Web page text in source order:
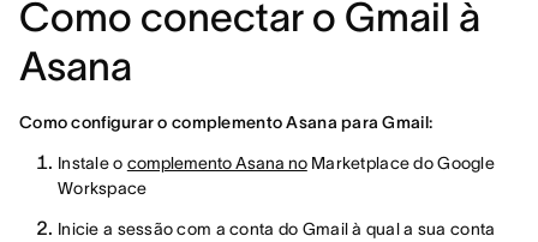
Como conectar o Gmail à
Asana
Como configurar o complemento Asana para Gmail:
Instale o complemento Asana noMarketplace do Google
Workspace
Inicie a sessão com a conta do Gmail à qual a sua conta